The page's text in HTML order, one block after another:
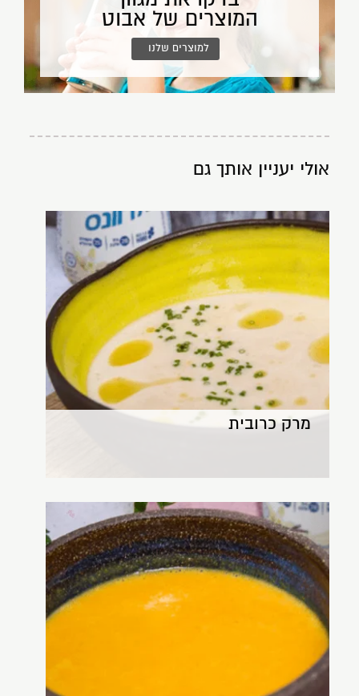
המוצרים של אבוט
למוצרים שלנו
אולי יעניין אותך גם
מרק כרובית